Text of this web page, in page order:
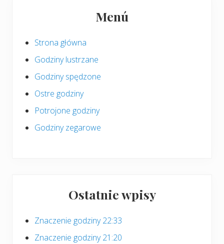
boczny
Menú
Strona główna
Godziny lustrzane
Godziny spędzone
Ostre godziny
Potrojone godziny
Godziny zegarowe
Ostatnie wpisy
Znaczenie godziny 22:33
Znaczenie godziny 21:20